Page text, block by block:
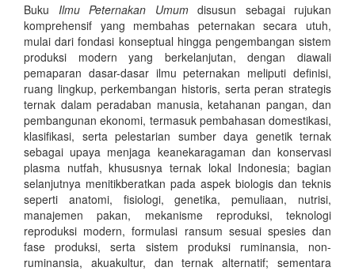
Buku Ilmu Peternakan Umumdisusun sebagai rujukan
komprehensif yang membahas peternakan secara utuh,
mulai dari fondasi konseptual hingga pengembangan sistem
produksi modern yang berkelanjutan, dengan diawali
pemaparan dasar-dasar ilmu peternakan meliputi definisi,
ruang lingkup, perkembangan historis, serta peran strategis
ternak dalam peradaban manusia, ketahanan pangan, dan
pembangunan ekonomi, termasuk pembahasan domestikasi,
klasifikasi, serta pelestarian sumber daya genetik ternak
sebagai upaya menjaga keanekaragaman dan konservasi
plasma nutfah, khususnya ternak lokal Indonesia; bagian
selanjutnya menitikberatkan pada aspek biologis dan teknis
seperti anatomi, fisiologi, genetika, pemuliaan, nutrisi,
manajemen pakan, mekanisme reproduksi, teknologi
reproduksi modern, formulasi ransum sesuai spesies dan
fase produksi, serta sistem produksi ruminansia, non-
ruminansia, akuakultur, dan ternak alternatif; sementara